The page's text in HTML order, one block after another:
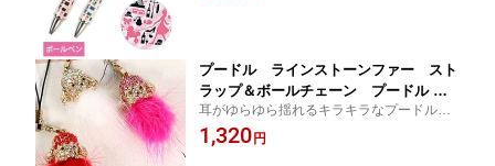
プードル ラインストーンファー スト
ラップ＆ボールチェーン プードル 雑
貨 携帯 アクセサリー グッズ 犬 ドッグ
【メール便可】
耳がゆらゆら揺れるキラキラなプードルに
ファーの付いたオシャレなストラップ。
【ドッグ 犬グッズ 雑貨 プードル】
1,320円